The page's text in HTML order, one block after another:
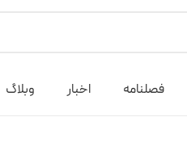
فصلنامه اخبار وبلاگ